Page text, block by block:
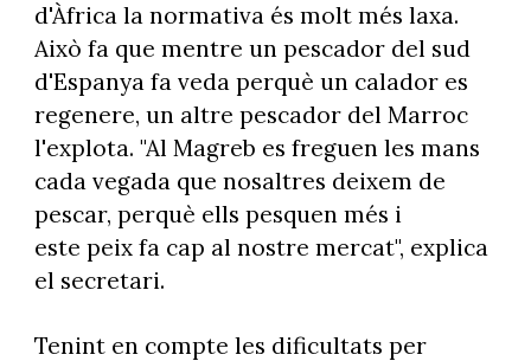
d'Àfrica la normativa és molt més laxa.
Això fa que mentre un pescador del sud
d'Espanya fa veda perquè un calador es
regenere, un altre pescador del Marroc
l'explota. "Al Magreb es freguen les mans
cada vegada que nosaltres deixem de
pescar, perquè ells pesquen més i
este peix fa cap al nostre mercat", explica
el secretari.
Tenint en compte les dificultats per